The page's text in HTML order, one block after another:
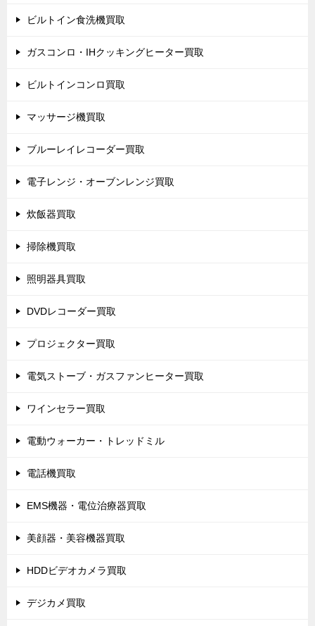
ビルトイン食洗機買取
ガスコンロ・IHクッキングヒーター買取
ビルトインコンロ買取
マッサージ機買取
ブルーレイレコーダー買取
電子レンジ・オーブンレンジ買取
炊飯器買取
掃除機買取
照明器具買取
DVDレコーダー買取
プロジェクター買取
電気ストーブ・ガスファンヒーター買取
ワインセラー買取
電動ウォーカー・トレッドミル
電話機買取
EMS機器・電位治療器買取
美顔器・美容機器買取
HDDビデオカメラ買取
デジカメ買取